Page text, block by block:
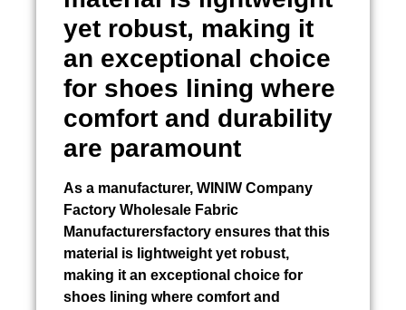
yet robust, making it
an exceptional choice
for shoes lining where
comfort and durability
are paramount
As a manufacturer, WINIW Company
Factory Wholesale Fabric
Manufacturersfactory ensures that this
material is lightweight yet robust,
making it an exceptional choice for
shoes lining where comfort and